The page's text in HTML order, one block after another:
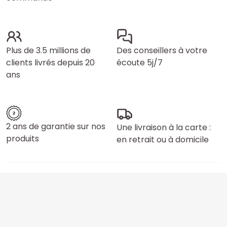
Plus de 3.5 millions de
clients livrés depuis 20
ans
Des conseillers à votre
écoute 5j/7
2 ans de garantie sur nos
produits
Une livraison à la carte :
en retrait ou à domicile